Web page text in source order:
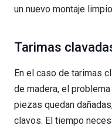
un nuevo montaje
Tarimas
En el caso de tarimas
de madera, el
piezas quedan
clavos. El tiempo